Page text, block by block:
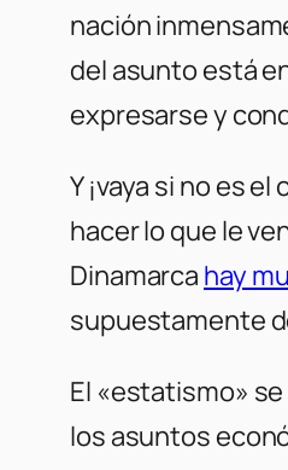
nación
del asunto está
expresarse y
Y ¡vaya si no es
hacer lo que le
Dinamarca hay
supuestamente
El «estatismo»
los asuntos